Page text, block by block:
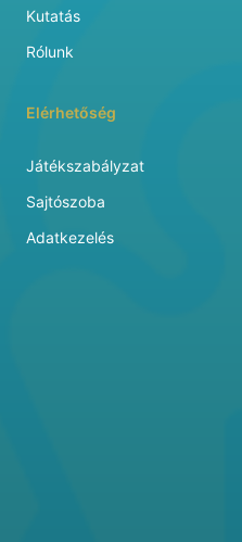
Kutatás
Rólunk
Elérhetőség
Játékszabályzat
Sajtószoba
Adatkezelés